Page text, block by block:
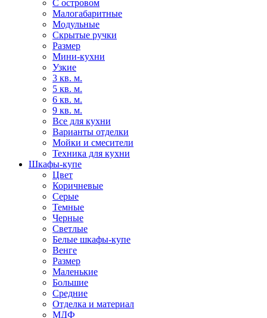
С островом
Малогабаритные
Модульные
Скрытые ручки
Размер
Мини-кухни
Узкие
3 кв. м.
5 кв. м.
6 кв. м.
9 кв. м.
Все для кухни
Варианты отделки
Мойки и смесители
Техника для кухни
Шкафы-купе
Цвет
Коричневые
Серые
Темные
Черные
Светлые
Белые шкафы-купе
Венге
Размер
Маленькие
Большие
Средние
Отделка и материал
МДФ